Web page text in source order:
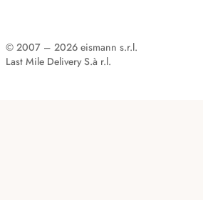
© 2007 – 2026 eismann s.r.l.
Last Mile Delivery S.à r.l.